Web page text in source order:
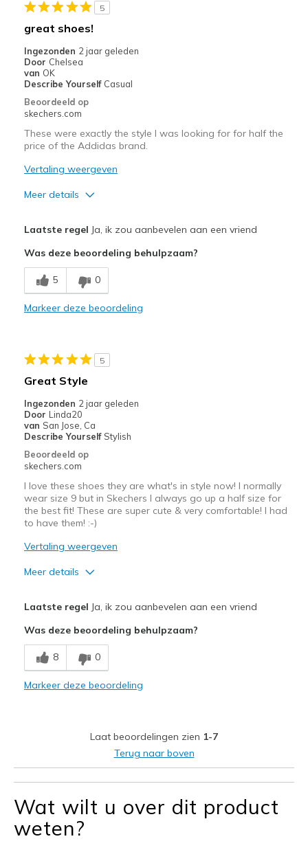
Beste toepassingen
Casual Wear
Width
Feels too narrow
Sizing
5
great shoes!
Ingezonden 2 jaar geleden
Door Chelsea
van OK
Describe Yourself Casual
Beoordeeld op
skechers.com
These were exactly the style I was looking for for half the
price of the Addidas brand.
Vertaling weergeven
Meer details
Breathe Well
Comfortable
Width
View On Shoes
I'm Really Into Shoes
Laatste regel Ja, ik zou aanbevelen aan een vriend
Was deze beoordeling behulpzaam?
5 0
Markeer deze beoordeling
5
Great Style
Ingezonden 2 jaar geleden
Door Linda20
van San Jose, Ca
Describe Yourself Stylish
Beoordeeld op
skechers.com
I love these shoes they are what's in style now! I normally
wear size 9 but in Skechers I always go up a half size for
the best fit! These are super cute & very comfortable! I had
to have them! :-)
Vertaling weergeven
Meer details
Breathe Well
Comfortable
Beste toepassingen
Casual Wear
Going Out
Special Occasions
Laatste regel Ja, ik zou aanbevelen aan een vriend
Was deze beoordeling behulpzaam?
8 0
Markeer deze beoordeling
Laat beoordelingen zien 1-7
Terug naar boven
Wat wilt u over dit product
weten?